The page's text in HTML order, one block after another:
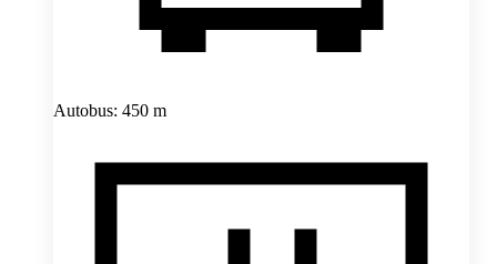
Autobus: 450 m